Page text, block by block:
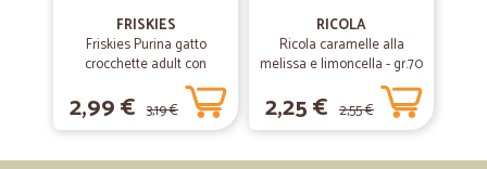
FRISKIES
Friskies Purina gatto
crocchette adult con
coniglio, pollo e verdure
scatola gr.400
2,99 € 3,19 €
RICOLA
Ricola caramelle alla
melissa e limoncella - gr.70
2,25 € 2,55 €